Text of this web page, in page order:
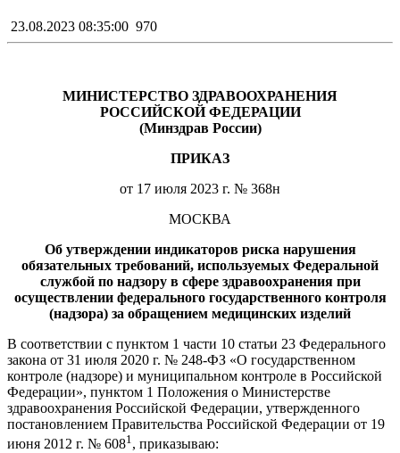
23.08.2023 08:35:00 970
МИНИСТЕРСТВО ЗДРАВООХРАНЕНИЯ
РОССИЙСКОЙ ФЕДЕРАЦИИ
(Минздрав России)
ПРИКАЗ
от 17 июля 2023 г. № 368н
МОСКВА
Об утверждении индикаторов риска нарушения
обязательных требований, используемых Федеральной
службой по надзору в сфере здравоохранения при
осуществлении федерального государственного контроля
(надзора) за обращением медицинских изделий
В соответствии с пунктом 1 части 10 статьи 23 Федерального
закона от 31 июля 2020 г. № 248-ФЗ «О государственном
контроле (надзоре) и муниципальном контроле в Российской
Федерации», пунктом 1 Положения о Министерстве
здравоохранения Российской Федерации, утвержденного
постановлением Правительства Российской Федерации от 19
июня 2012 г. № 6081 , приказываю: